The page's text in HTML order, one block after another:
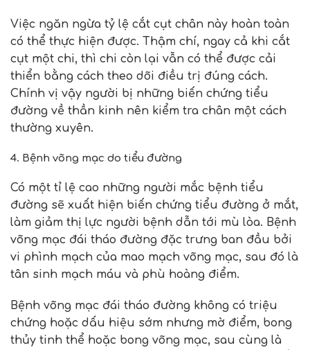
Việc ngăn ngừa tỷ lệ cắt cụt chân này hoàn toàn
có thể thực hiện được. Thậm chí, ngay cả khi cắt
cụt một chi, thì chi còn lại vẫn có thể được cải
thiển bằng cách theo dõi điều trị đúng cách.
Chính vị vậy người bị những biến chứng tiểu
đường về thần kinh nên kiểm tra chân một cách
thường xuyên.
4. Bệnh võng mạc do tiểu đường
Có một tỉ lệ cao những người mắc bệnh tiểu
đường sẽ xuất hiện biến chứng tiểu đường ở mắt,
làm giảm thị lực người bệnh dẫn tới mù lòa. Bệnh
võng mạc đái tháo đường đặc trưng ban đầu bởi
vi phình mạch của mao mạch võng mạc, sau đó là
tân sinh mạch máu và phù hoàng điểm.
Bệnh võng mạc đái tháo đường không có triệu
chứng hoặc dấu hiệu sớm nhưng mờ điểm, bong
thủy tinh thể hoặc bong võng mạc, sau cùng là